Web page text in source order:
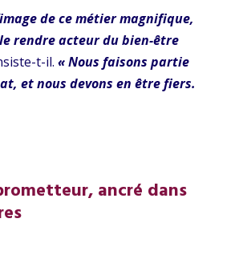
de ce métier magnifique,
le rendre acteur du bien-être
t-il. « Nous faisons partie
et nous devons en être fiers.
ancré dans